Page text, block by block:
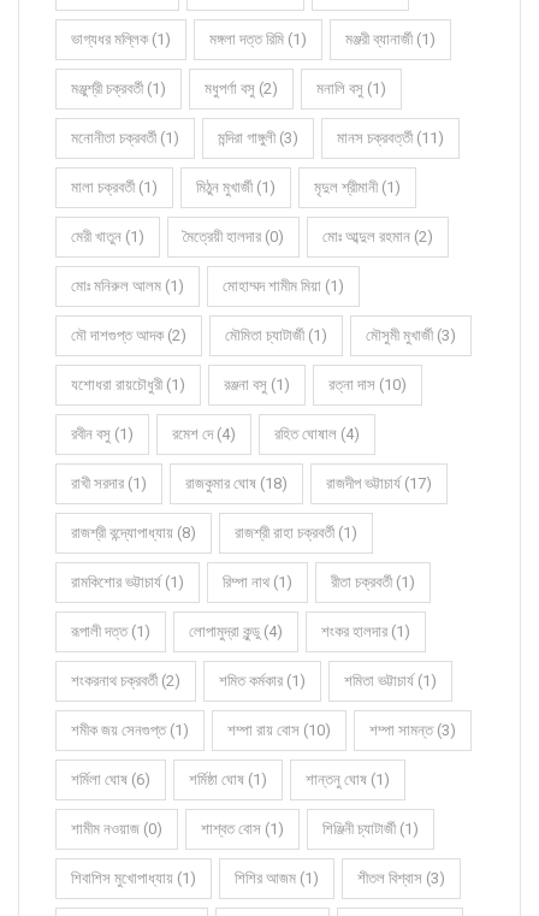
ভাগ্যধর মল্লিক (1) মঙ্গলা দত্ত রিমি (1) মঞ্জরী ব্যানার্জী (1)
মঞ্জুশ্রী চক্রবর্তী (1) মধুপর্ণা বসু (2) মনালি বসু (1)
মনোনীতা চক্রবর্তী (1) মন্দিরা গাঙ্গুলী (3) মানস চক্রবর্ত্তী (11)
মালা চক্রবর্তী (1) মিঠুন মুখার্জী (1) মৃদুল শ্রীমানী (1)
মেরী খাতুন (1) মৈত্রেয়ী হালদার (0) মোঃ আব্দুল রহমান (2)
মোঃ মনিরুল আলম (1) মোহাম্মদ শামীম মিয়া (1)
মৌ দাশগুপ্ত আদক (2) মৌমিতা চ্যাটার্জী (1) মৌসুমী মুখার্জী (3)
যশোধরা রায়চৌধুরী (1) রঞ্জনা বসু (1) রত্না দাস (10)
রবীন বসু (1) রমেশ দে (4) রহিত ঘোষাল (4)
রাখী সরদার (1) রাজকুমার ঘোষ (18) রাজদীপ ভট্টাচার্য (17)
রাজশ্রী বন্দ্যোপাধ্যায় (8) রাজশ্রী রাহা চক্রবর্তী (1)
রামকিশোর ভট্টাচার্য (1) রিম্পা নাথ (1) রীতা চক্রবর্তী (1)
রূপালী দত্ত (1) লোপামুদ্রা কুন্ডু (4) শংকর হালদার (1)
শংকরনাথ চক্রবর্তী (2) শমিত কর্মকার (1) শমিতা ভট্টাচার্য (1)
শমীক জয় সেনগুপ্ত (1) শম্পা রায় বোস (10) শম্পা সামন্ত (3)
শর্মিলা ঘোষ (6) শর্মিষ্ঠা ঘোষ (1) শান্তনু ঘোষ (1)
শামীম নওয়াজ (0) শাশ্বত বোস (1) শিঞ্জিনী চ্যাটার্জী (1)
শিবাশিস মুখোপাধ্যায় (1) শিশির আজম (1) শীতল বিশ্বাস (3)